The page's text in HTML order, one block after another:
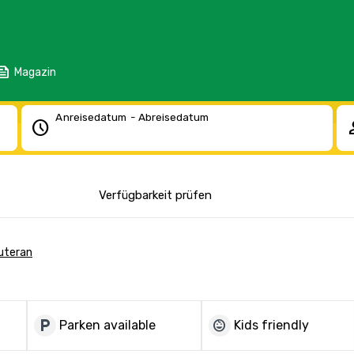
Magazin
schedule Anreisedatum - Abreisedatum
Verfügbarkeit prüfen
local_parking Parken available child_care Kids friendly